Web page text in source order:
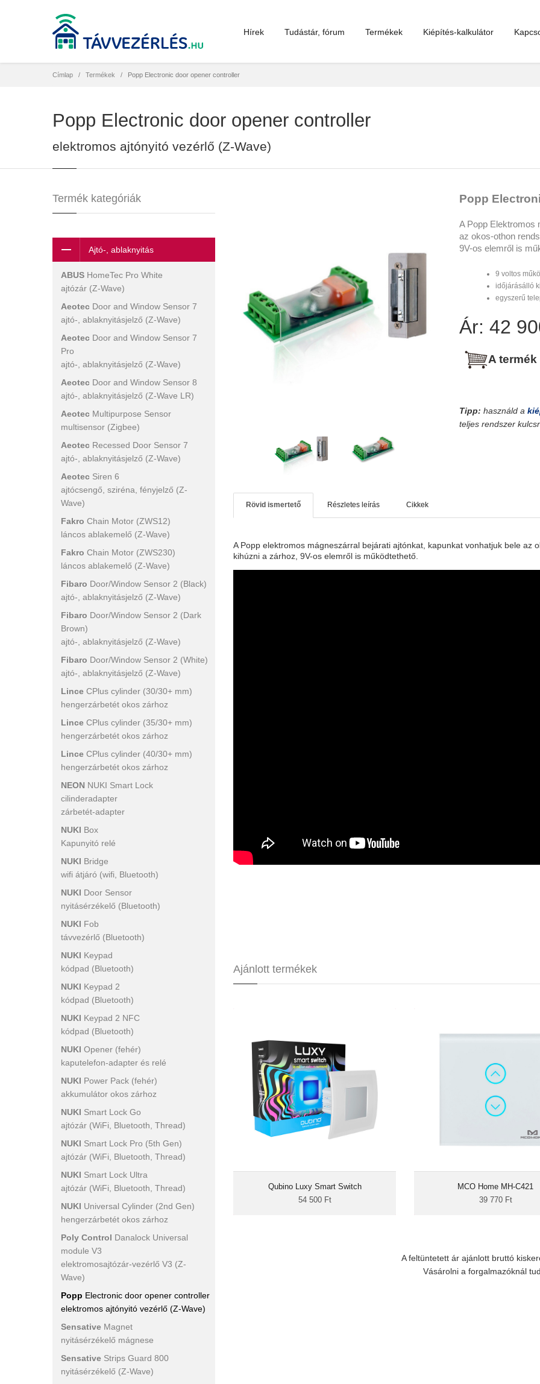
Hírek Tudástár, fórum Termékek Kiépítés-kalkulátor
Címlap Termékek Popp Electronic door opener controller
Popp Electronic door opener controller
elektromos ajtónyitó vezérlő (Z-Wave)
Popp
A Popp Elektromos
az okos-othon
9V-os elemről is
9 voltos
időjárásálló
egyszerű
Ár: 42
A
Tipp: használd a
teljes rendszer
Rövid ismertető Részletes leírás Cikkek
A Popp elektromos mágneszárral bejárati ajtónkat, kapunkat vonhatjuk bele az
kihúzni a zárhoz, 9V-os elemről is működtethető.
Ajánlott termékek
Qubino Luxy Smart Switch
54 500 Ft
5 érintőgomb
Beépített hangjelző
A Qubino Luxy Switch egy innovatív
berendezéseket.
MCO Home MH-C421
39 770 Ft
2x 3.5A
Az MCO Home Glass Touch
egyéb árnyékolók vezérlésére
A feltüntetett ár ajánlott bruttó
Vásárolni a forgalmazóknál
Termék kategóriák
Ajtó-, ablaknyitás
ABUS HomeTec Pro White
ajtózár (Z-Wave)
Aeotec Door and Window Sensor 7
ajtó-, ablaknyitásjelző (Z-Wave)
Aeotec Door and Window Sensor 7
Pro
ajtó-, ablaknyitásjelző (Z-Wave)
Aeotec Door and Window Sensor 8
ajtó-, ablaknyitásjelző (Z-Wave LR)
Aeotec Multipurpose Sensor
multisensor (Zigbee)
Aeotec Recessed Door Sensor 7
ajtó-, ablaknyitásjelző (Z-Wave)
Aeotec Siren 6
ajtócsengő, sziréna, fényjelző (Z-
Wave)
Fakro Chain Motor (ZWS12)
láncos ablakemelő (Z-Wave)
Fakro Chain Motor (ZWS230)
láncos ablakemelő (Z-Wave)
Fibaro Door/Window Sensor 2 (Black)
ajtó-, ablaknyitásjelző (Z-Wave)
Fibaro Door/Window Sensor 2 (Dark
Brown)
ajtó-, ablaknyitásjelző (Z-Wave)
Fibaro Door/Window Sensor 2 (White)
ajtó-, ablaknyitásjelző (Z-Wave)
Lince CPlus cylinder (30/30+ mm)
hengerzárbetét okos zárhoz
Lince CPlus cylinder (35/30+ mm)
hengerzárbetét okos zárhoz
Lince CPlus cylinder (40/30+ mm)
hengerzárbetét okos zárhoz
NEON NUKI Smart Lock
cilinderadapter
zárbetét-adapter
NUKI Box
Kapunyitó relé
NUKI Bridge
wifi átjáró (wifi, Bluetooth)
NUKI Door Sensor
nyitásérzékelő (Bluetooth)
NUKI Fob
távvezérlő (Bluetooth)
NUKI Keypad
kódpad (Bluetooth)
NUKI Keypad 2
kódpad (Bluetooth)
NUKI Keypad 2 NFC
kódpad (Bluetooth)
NUKI Opener (fehér)
kaputelefon-adapter és relé
NUKI Power Pack (fehér)
akkumulátor okos zárhoz
NUKI Smart Lock Go
ajtózár (WiFi, Bluetooth, Thread)
NUKI Smart Lock Pro (5th Gen)
ajtózár (WiFi, Bluetooth, Thread)
NUKI Smart Lock Ultra
ajtózár (WiFi, Bluetooth, Thread)
NUKI Universal Cylinder (2nd Gen)
hengerzárbetét okos zárhoz
Poly Control Danalock Universal
module V3
elektromosajtózár-vezérlő V3 (Z-
Wave)
Popp Electronic door opener controller
elektromos ajtónyitó vezérlő (Z-Wave)
Sensative Magnet
nyitásérzékelő mágnese
Sensative Strips Guard 800
nyitásérzékelő (Z-Wave)